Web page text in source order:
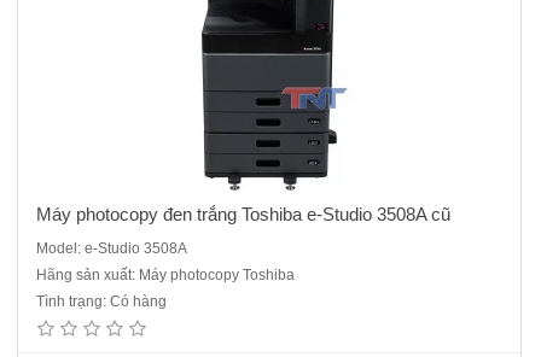
Máy photocopy đen trắng Toshiba e-Studio 3508A cũ
Model: e-Studio 3508A
Hãng sản xuất: Máy photocopy Toshiba
Tình trạng: Có hàng
Tốc độ bản màu: 55 bản/phút Chức năng: COPY MÀU + IN MÀU
MẠNG + SCAN MÀU RADF: Tự động nạp và đảo bản gốc : Có sẵn.